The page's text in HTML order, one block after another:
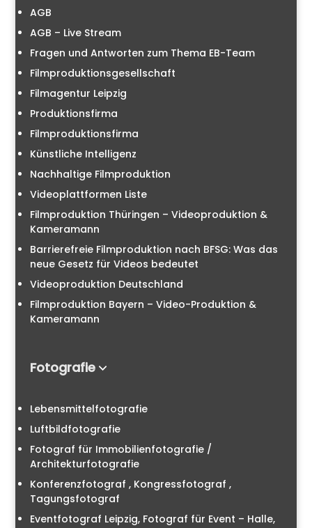
AGB
AGB – Live Stream
Fragen und Antworten zum Thema EB-Team
Filmproduktionsgesellschaft
Filmagentur Leipzig
Produktionsfirma
Filmproduktionsfirma
Künstliche Intelligenz
Nachhaltige Filmproduktion
Videoplattformen Liste
Filmproduktion Thüringen – Videoproduktion &
Kameramann
Barrierefreie Filmproduktion nach BFSG: Was das
neue Gesetz für Videos bedeutet
Videoproduktion Deutschland
Filmproduktion Bayern – Video-Produktion &
Kameramann
Fotografie
Lebensmittelfotografie
Luftbildfotografie
Fotograf für Immobilienfotografie /
Architekturfotografie
Konferenzfotograf , Kongressfotograf ,
Tagungsfotograf
Eventfotograf Leipzig, Fotograf für Event – Halle,